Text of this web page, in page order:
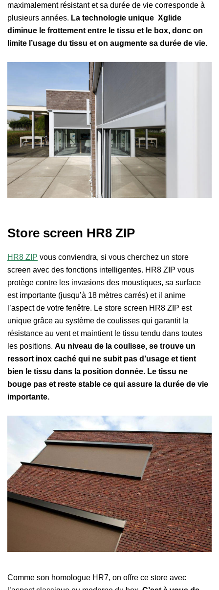
maximalement résistant et sa durée de vie corresponde à
plusieurs années. La technologie unique Xglide
diminue le frottement entre le tissu et le box, donc on
limite l’usage du tissu et on augmente sa durée de vie.
Store screen HR8 ZIP
HR8 ZIP vous conviendra, si vous cherchez un store
screen avec des fonctions intelligentes. HR8 ZIP vous
protège contre les invasions des moustiques, sa surface
est importante (jusqu’à 18 mètres carrés) et il anime
l’aspect de votre fenêtre. Le store screen HR8 ZIP est
unique grâce au système de coulisses qui garantit la
résistance au vent et maintient le tissu tendu dans toutes
les positions. Au niveau de la coulisse, se trouve un
ressort inox caché qui ne subit pas d’usage et tient
bien le tissu dans la position donnée. Le tissu ne
bouge pas et reste stable ce qui assure la durée de vie
importante.
Comme son homologue HR7, on offre ce store avec